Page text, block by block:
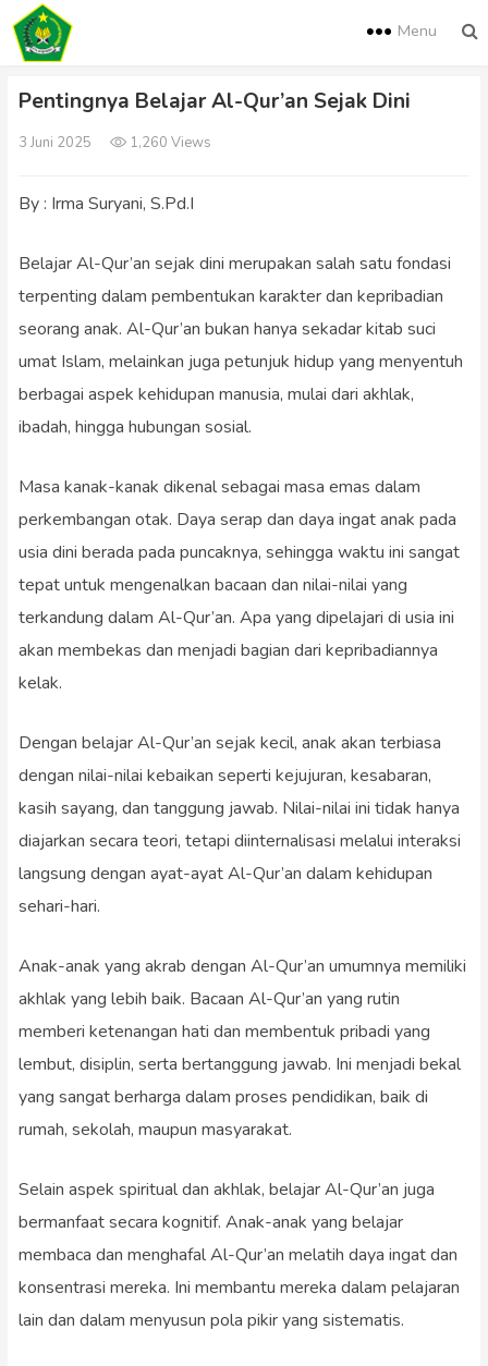
Menu
Pentingnya Belajar Al-Qur’an Sejak Dini
3 Juni 2025 1,260 Views
By : Irma Suryani, S.Pd.I
Belajar Al-Qur’an sejak dini merupakan salah satu fondasi
terpenting dalam pembentukan karakter dan kepribadian
seorang anak. Al-Qur’an bukan hanya sekadar kitab suci
umat Islam, melainkan juga petunjuk hidup yang menyentuh
berbagai aspek kehidupan manusia, mulai dari akhlak,
ibadah, hingga hubungan sosial.
Masa kanak-kanak dikenal sebagai masa emas dalam
perkembangan otak. Daya serap dan daya ingat anak pada
usia dini berada pada puncaknya, sehingga waktu ini sangat
tepat untuk mengenalkan bacaan dan nilai-nilai yang
terkandung dalam Al-Qur’an. Apa yang dipelajari di usia ini
akan membekas dan menjadi bagian dari kepribadiannya
kelak.
Dengan belajar Al-Qur’an sejak kecil, anak akan terbiasa
dengan nilai-nilai kebaikan seperti kejujuran, kesabaran,
kasih sayang, dan tanggung jawab. Nilai-nilai ini tidak hanya
diajarkan secara teori, tetapi diinternalisasi melalui interaksi
langsung dengan ayat-ayat Al-Qur’an dalam kehidupan
sehari-hari.
Anak-anak yang akrab dengan Al-Qur’an umumnya memiliki
akhlak yang lebih baik. Bacaan Al-Qur’an yang rutin
memberi ketenangan hati dan membentuk pribadi yang
lembut, disiplin, serta bertanggung jawab. Ini menjadi bekal
yang sangat berharga dalam proses pendidikan, baik di
rumah, sekolah, maupun masyarakat.
Selain aspek spiritual dan akhlak, belajar Al-Qur’an juga
bermanfaat secara kognitif. Anak-anak yang belajar
membaca dan menghafal Al-Qur’an melatih daya ingat dan
konsentrasi mereka. Ini membantu mereka dalam pelajaran
lain dan dalam menyusun pola pikir yang sistematis.